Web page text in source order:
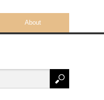
About